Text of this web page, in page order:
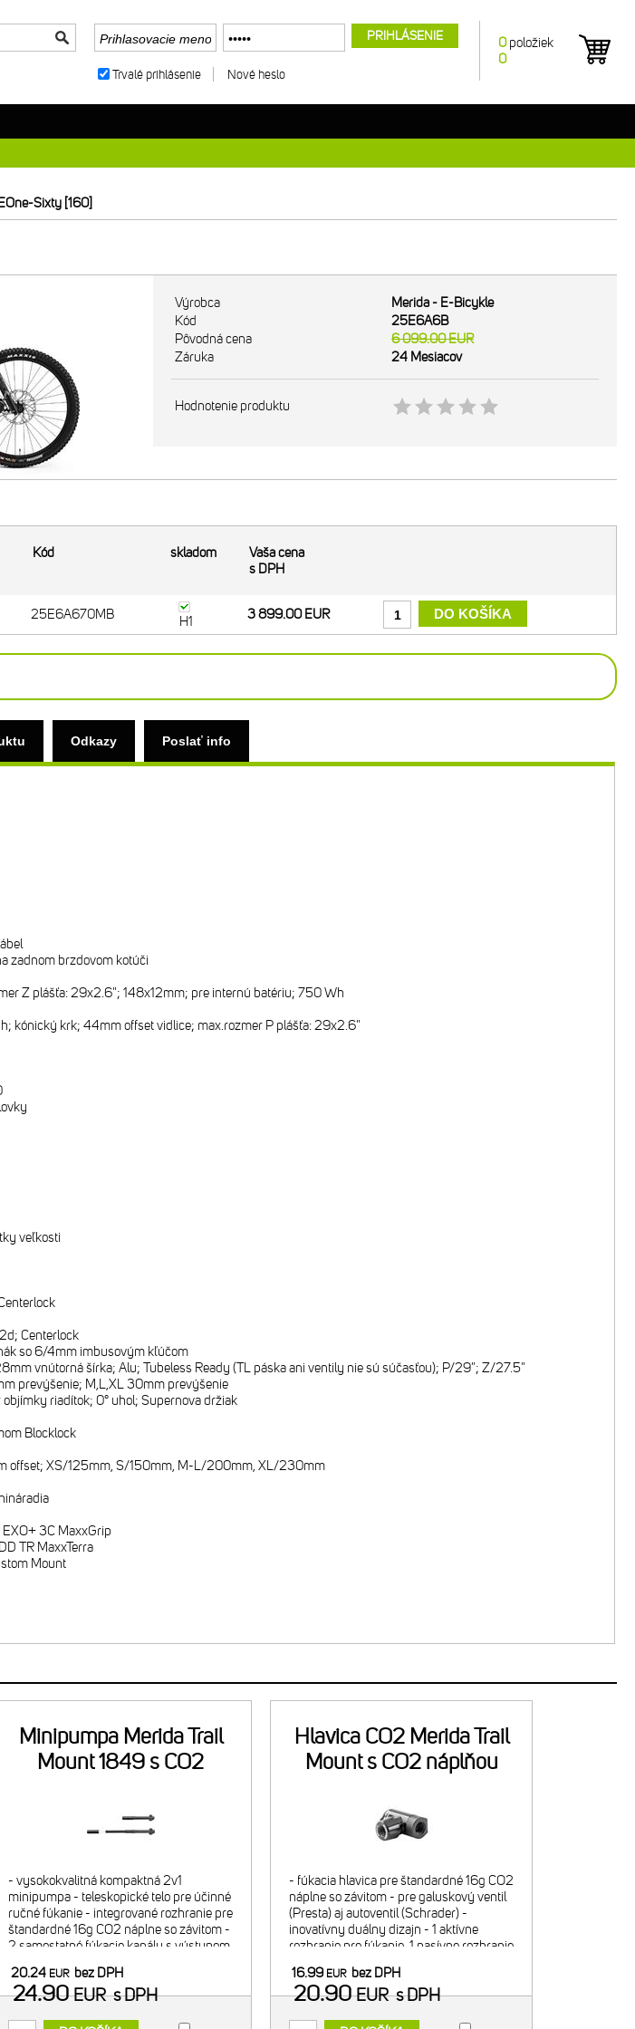
Sixty [160]
Výrobca
Merida - E-Bicykle
Kód
25E6A6B
Pôvodná cena
6 099.00EUR
Záruka
24 Mesiacov
Hodnotenie produktu
Kód skladom
Vaša cena
s DPH
25E6A670MB H1 3 899.00 EUR
Odkazy Poslať info
zadnom brzdovom kotúči
Z plášťa: 29x2.6"; 148x12mm; pre internú batériu; 750 Wh
kónický krk; 44mm offset vidlice; max.rozmer P plášťa: 29x2.6"
veľkosti
Centerlock
so 6/4mm imbusovým kľúčom
vnútorná šírka; Alu; Tubeless Ready (TL páska ani ventily nie sú súčasťou); P/29"; Z/27.5"
prevýšenie; M,L,XL 30mm prevýšenie
riadítok; 0° uhol; Supernova držiak
Blocklock
offset; XS/125mm, S/150mm, M-L/200mm, XL/230mm
3C MaxxGrip
TR MaxxTerra
Mount
Minipumpa Merida Trail
Mount 1849 s CO2
- vysokokvalitná kompaktná 2v1
minipumpa - teleskopické telo pre účinné
ručné fúkanie - integrované rozhranie pre
štandardné 16g CO2 náplne so závitom -
2 samostatné fúkacie kanály s výstupom
pumpu - vhodná LE
20.24 EUR bez DPH
24.90EURs DPH
Hlavica CO2 Merida Trail
Mount s CO2 náplňou
- fúkacia hlavica pre štandardné 16g CO2
náplne so závitom - pre galuskový ventil
(Presta) aj autoventil (Schrader) -
inovatívny duálny dizajn - 1 aktívne
rozhranie pre fúkanie, 1 pasívne rozhranie
- regulácia f
16.99EUR bez DPH
20.90EURs DPH
0 položiek
0
PRIHLÁSENIE
Trvalé prihlásenie Nové heslo